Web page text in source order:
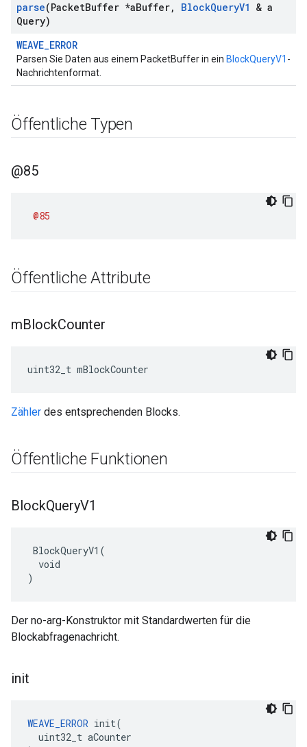
parse(PacketBuffer *aBuffer, BlockQueryV1 & a
Query)
WEAVE_ERROR
Parsen Sie Daten aus einem PacketBuffer in ein BlockQueryV1 -
Nachrichtenformat.
Öffentliche Typen
@85
@85
Öffentliche Attribute
mBlockCounter
uint32_t mBlockCounter
Zähler des entsprechenden Blocks.
Öffentliche Funktionen
BlockQueryV1
BlockQueryV1(
  void
)
Der no-arg-Konstruktor mit Standardwerten für die
Blockabfragenachricht.
init
WEAVE_ERROR init(
  uint32_t aCounter